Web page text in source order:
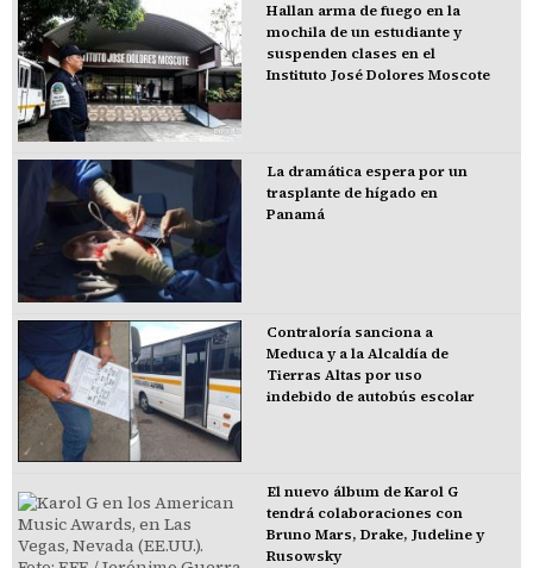
Hallan arma de fuego en la
mochila de un estudiante y
suspenden clases en el
Instituto José Dolores Moscote
La dramática espera por un
trasplante de hígado en
Panamá
Contraloría sanciona a
Meduca y a la Alcaldía de
Tierras Altas por uso
indebido de autobús escolar
El nuevo álbum de Karol G
tendrá colaboraciones con
Bruno Mars, Drake, Judeline y
Rusowsky